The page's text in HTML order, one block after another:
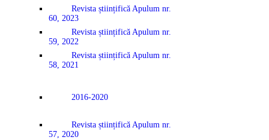
Revista științifică Apulum nr.
60, 2023
Revista științifică Apulum nr.
59, 2022
Revista științifică Apulum nr.
58, 2021
2016-2020
Revista științifică Apulum nr.
57, 2020